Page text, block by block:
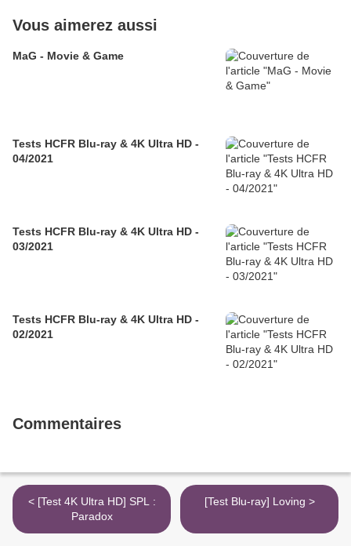
Vous aimerez aussi
MaG - Movie & Game
Tests HCFR Blu-ray & 4K Ultra HD -
04/2021
Tests HCFR Blu-ray & 4K Ultra HD -
03/2021
Tests HCFR Blu-ray & 4K Ultra HD -
02/2021
Commentaires
< [Test 4K Ultra HD] SPL :
Paradox
[Test Blu-ray] Loving >